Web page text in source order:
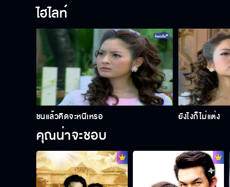
ไฮไลท์
ชนแล้วคิดจะหนีเหรอ ยังไงก็ไม่แต่ง
คุณน่าจะชอบ